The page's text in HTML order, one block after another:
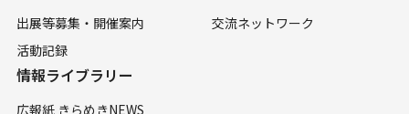
出展等募集・開催案内
活動記録
交流ネットワーク
情報ライブラリー
広報紙 きらめきNEWS